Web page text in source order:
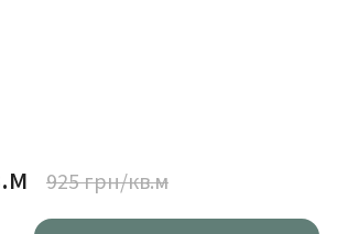
925 грн/кв.м